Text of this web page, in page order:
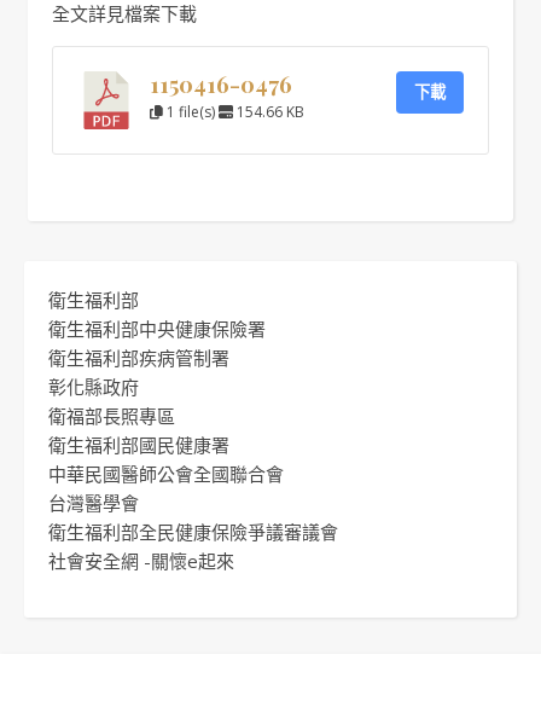
全文詳見檔案下載
1150416-0476
1 file(s) 154.66 KB
下載
衛生福利部
衛生福利部中央健康保險署
衛生福利部疾病管制署
彰化縣政府
衛福部長照專區
衛生福利部國民健康署
中華民國醫師公會全國聯合會
台灣醫學會
衛生福利部全民健康保險爭議審議會
社會安全網 -關懷e起來